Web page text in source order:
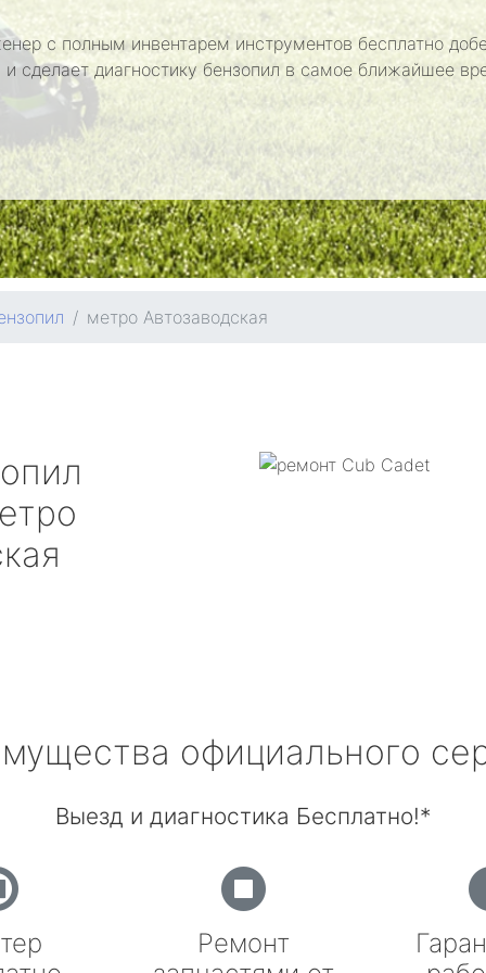
с полным инвентарем инструментов бесплатно
и сделает диагностику бензопил в самое ближайшее
метро Автозаводская
официального
Выезд и диагностика Бесплатно!*
Ремонт